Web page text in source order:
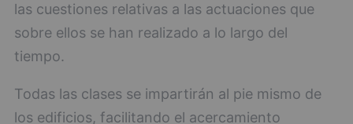
las cuestiones relativas a las actuaciones que
sobre ellos se han realizado a lo largo del
tiempo.
Todas las clases se impartirán al pie mismo de
los edificios, facilitando el acercamiento